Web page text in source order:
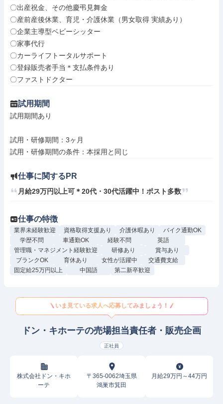
〇出産祝金、その他慶弔見舞金
〇産前産後休業、育児・介護休業（男女取得 実績あり）
〇企業主導型ベビーシッター
〇家事代行
〇カーライフトータルサポート
〇登録販売者手当＊支払条件あり
〇ファストドクター
試用期間
試用期間あり
試用・研修期間：3ヶ月
仕事に関するPR
月給29万円以上可＊20代・30代活躍中！ポスト多数
仕事の特徴
業界未経験歓迎 資格取得支援あり 介護休暇あり
バイク通勤OK
学歴不問
車通勤OK 経験不問
英語
管理職・マネジメント経験歓迎
研修あり
賞与あり
ブランクOK
育休あり 女性が活躍中
交通費支給
固定給25万円以上
中国語 第二新卒歓迎
いま見ている求人へ応募してみましょう！
ドン・キホーテの売場担当責任者・販売企画
正社員
株式会社ドン・キホ
ーテ
〒365-0062埼玉県
鴻巣市箕田
月給29万円～44万円